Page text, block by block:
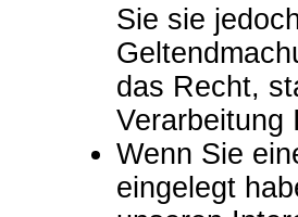
Sie sie
das Recht,
Verarbeitung
Wenn Sie
eingelegt